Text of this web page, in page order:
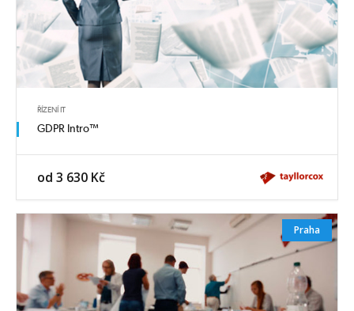
ŘÍZENÍ IT
GDPR Intro™
od 3 630 Kč
Praha